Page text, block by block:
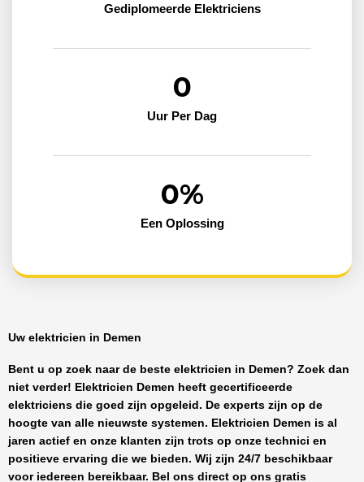
Gediplomeerde Elektriciens
Uur Per Dag
0
Een Oplossing
0%
Uw elektricien in Demen
Bent u op zoek naar de beste elektricien in Demen? Zoek dan
niet verder! Elektricien Demen heeft gecertificeerde
elektriciens die goed zijn opgeleid. De experts zijn op de
hoogte van alle nieuwste systemen. Elektricien Demen is al
jaren actief en onze klanten zijn trots op onze technici en
positieve ervaring die we bieden. Wij zijn 24/7 beschikbaar
voor iedereen bereikbaar. Bel ons direct op ons gratis